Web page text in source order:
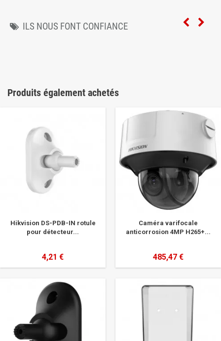
ILS NOUS FONT CONFIANCE
Produits également achetés
Hikvision DS-PDB-IN rotule
pour détecteur...
4,21 €
Caméra varifocale
anticorrosion 4MP H265+...
485,47 €